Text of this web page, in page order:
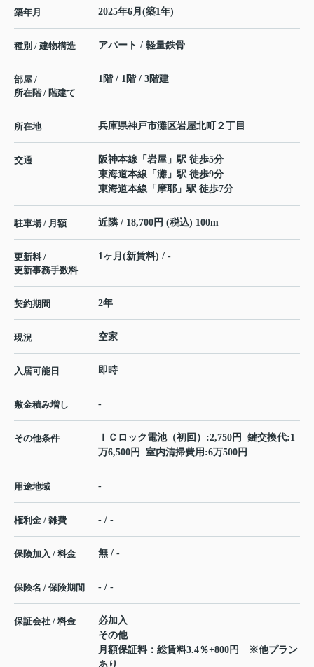
築年月 2025年6月(築1年)
種別 / 建物構造 アパート / 軽量鉄骨
部屋 /
所在階 / 階建て
1階 / 1階 / 3階建
所在地 兵庫県神戸市灘区岩屋北町 ２丁目
交通 阪神本線 「 岩屋 」駅 徒歩5分
東海道本線 「 灘 」駅 徒歩9分
東海道本線 「 摩耶 」駅 徒歩7分
駐車場 / 月額 近隣 / 18,700円 (税込) 100m
更新料 /
更新事務手数料
1ヶ月(新賃料) / -
契約期間 2年
現況 空家
入居可能日 即時
敷金積み増し -
その他条件
ＩＣロック電池（初回）:2,750円 鍵交換代:1
万6,500円 室内清掃費用:6万500円
用途地域 -
権利金 / 雑費 - / -
保険加入 / 料金 無 / -
保険名 / 保険期間 - / -
保証会社 / 料金
必加入
その他
月額保証料：総賃料3.4％+800円 ※他プラン
あり